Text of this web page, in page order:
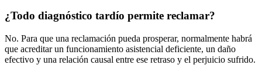
¿Todo diagnóstico tardío permite reclamar?
No. Para que una reclamación pueda prosperar, normalmente habrá
que acreditar un funcionamiento asistencial deficiente, un daño
efectivo y una relación causal entre ese retraso y el perjuicio sufrido.